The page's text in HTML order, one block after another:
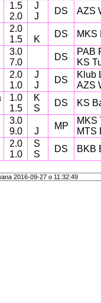
1.5
2.0
J
J
DS AZS
2.0
1.5
K
DS MKS
3.0
7.0
DS
PAB
KS
2.0
1.0
J
J
DS
Klub
AZS
1.0
1.5
K
S
DS KS
3.0
9.0
J
MP
MKS
MTS
2.0
1.0
S
S
DS BKB
2016-09-27 o 11:32:49